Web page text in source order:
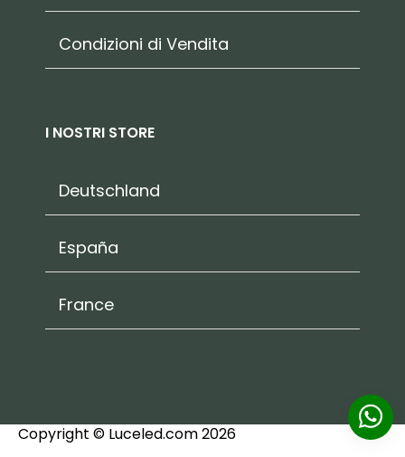
Condizioni di Vendita
I NOSTRI STORE
Deutschland
España
France
Copyright © Luceled.com 2026